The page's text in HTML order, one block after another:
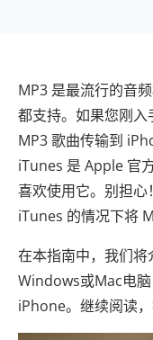
MP3 是最流行的音
都支持。如果您刚
MP3 歌曲传输到
iTunes 是 Apple 官
喜欢使用它。别担
iTunes 的情况下将
在本指南中，我们
Windows或Mac电
iPhone。继续阅读